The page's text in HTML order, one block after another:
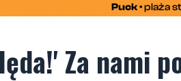
Za nami